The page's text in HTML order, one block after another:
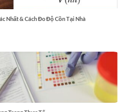
Nhất & Cách Đo Độ Cồn Tại Nhà